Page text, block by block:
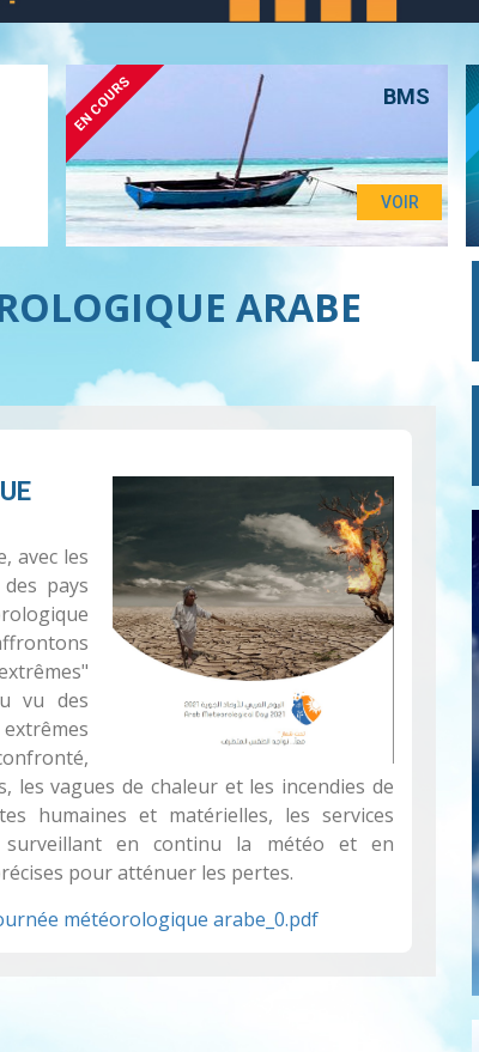
BMS
EN COURS
VOIR
ARABE
avec les
pays
vu des
les vagues de chaleur et les incendies de
humaines et matérielles, les services
surveillant en continu la météo et en
pour atténuer les pertes.
météorologique arabe_0.pdf